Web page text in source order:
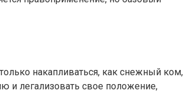
накапливаться, как снежный ком,
и легализовать свое положение,